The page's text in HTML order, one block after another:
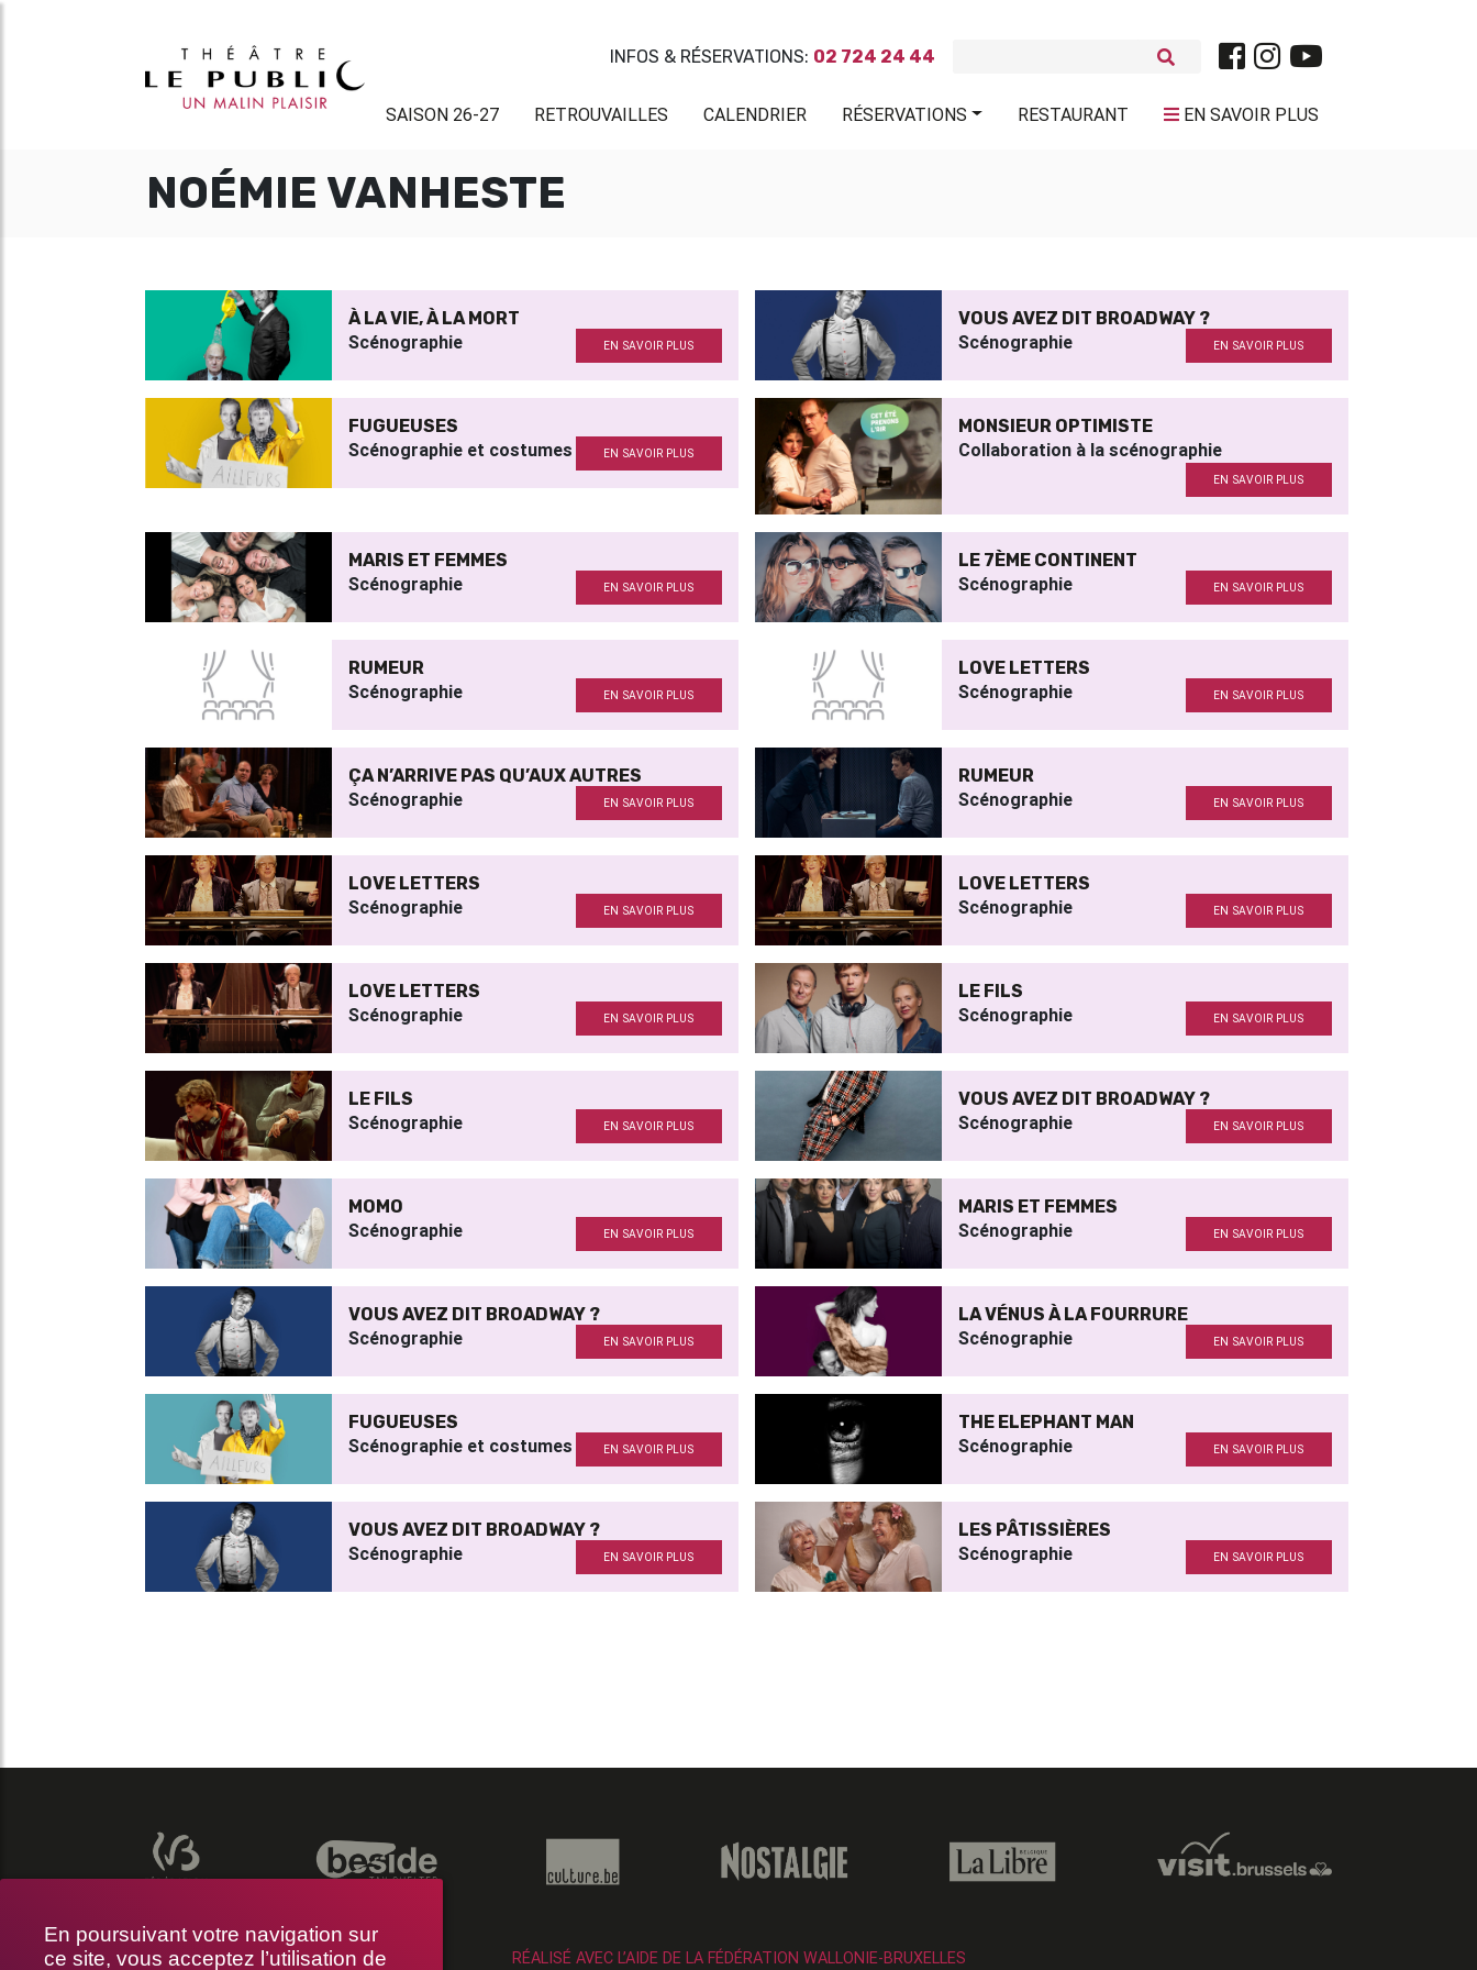
En poursuivant votre navigation sur
ce site, vous acceptez l’utilisation de
INFOS & RÉSERVATIONS: 02 724 24 44
SAISON 26-27 RETROUVAILLES CALENDRIER RÉSERVATIONS RESTAURANT EN SAVOIR PLUS
NOÉMIE VANHESTE
À LA VIE, À LA MORT
Scénographie EN SAVOIR PLUS
VOUS AVEZ DIT BROADWAY ?
Scénographie EN SAVOIR PLUS
FUGUEUSES
Scénographie et costumes EN SAVOIR PLUS
MONSIEUR OPTIMISTE
Collaboration à la scénographie
EN SAVOIR PLUS
MARIS ET FEMMES
Scénographie EN SAVOIR PLUS
LE 7ÈME CONTINENT
Scénographie EN SAVOIR PLUS
RUMEUR
Scénographie EN SAVOIR PLUS
LOVE LETTERS
Scénographie EN SAVOIR PLUS
ÇA N’ARRIVE PAS QU’AUX AUTRES
Scénographie EN SAVOIR PLUS
RUMEUR
Scénographie EN SAVOIR PLUS
LOVE LETTERS
Scénographie EN SAVOIR PLUS
LOVE LETTERS
Scénographie EN SAVOIR PLUS
LOVE LETTERS
Scénographie EN SAVOIR PLUS
LE FILS
Scénographie EN SAVOIR PLUS
LE FILS
Scénographie EN SAVOIR PLUS
VOUS AVEZ DIT BROADWAY ?
Scénographie EN SAVOIR PLUS
MOMO
Scénographie EN SAVOIR PLUS
MARIS ET FEMMES
Scénographie EN SAVOIR PLUS
VOUS AVEZ DIT BROADWAY ?
Scénographie EN SAVOIR PLUS
LA VÉNUS À LA FOURRURE
Scénographie EN SAVOIR PLUS
FUGUEUSES
Scénographie et costumes EN SAVOIR PLUS
THE ELEPHANT MAN
Scénographie EN SAVOIR PLUS
VOUS AVEZ DIT BROADWAY ?
Scénographie EN SAVOIR PLUS
LES PÂTISSIÈRES
Scénographie EN SAVOIR PLUS
RÉALISÉ AVEC L’AIDE DE LA FÉDÉRATION WALLONIE-BRUXELLES